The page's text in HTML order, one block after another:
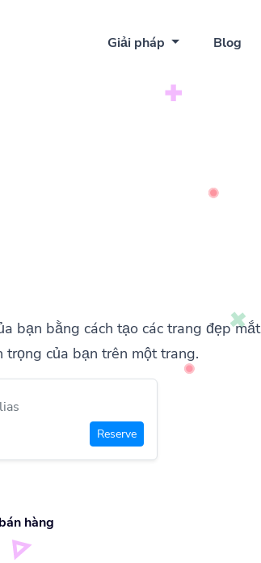
Giải pháp Blog
bạn bằng cách tạo các trang đẹp mắt
trọng của bạn trên một trang.
Reserve
hàng